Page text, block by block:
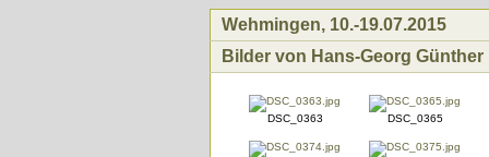
Wehmingen, 10.-19.07.2015
Bilder von Hans-Georg
DSC_0363 DSC_0365